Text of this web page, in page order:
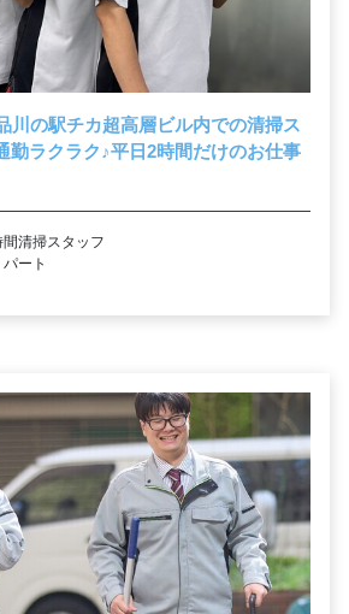
品川の駅チカ超高層ビル内での清掃ス
勤ラクラク♪平日2時間だけのお仕事
清掃スタッフ
ート